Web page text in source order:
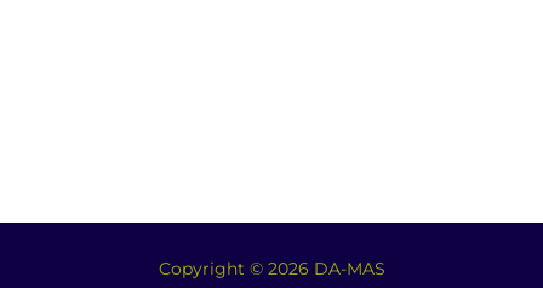
Copyright © 2026 DA-MAS